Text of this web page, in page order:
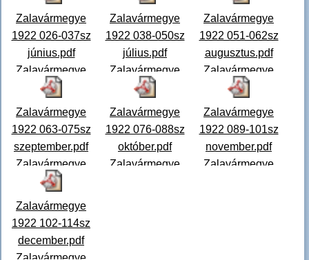
szám március
Zalavármegye
szám április
Zalavármegye
szám május
Zalavármegye
Zalavármegye
1922 026-037sz
június.pdf
Zalavármegye
1922. 026-037.
szám június
Zalavármegye
Zalavármegye
1922 038-050sz
július.pdf
Zalavármegye
1922. 038-050.
szám július
Zalavármegye
Po
Zalavármegye
1922 051-062sz
augusztus.pdf
Zalavármegye
1922. 051-062.
szám augusztus
Zalavármegye
Zalavármegye
1922 063-075sz
szeptember.pdf
Zalavármegye
1922. 063-075.
szám szeptember
Zalavármegye
Zalavármegye
1922 076-088sz
október.pdf
Zalavármegye
Zalavármegye
1922 089-101sz
november.pdf
Zalavármegye
Zalavármegye
1922 102-114sz
december.pdf
Zalavármegye